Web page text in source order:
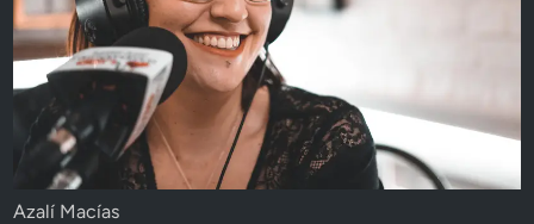
Azalí Macías